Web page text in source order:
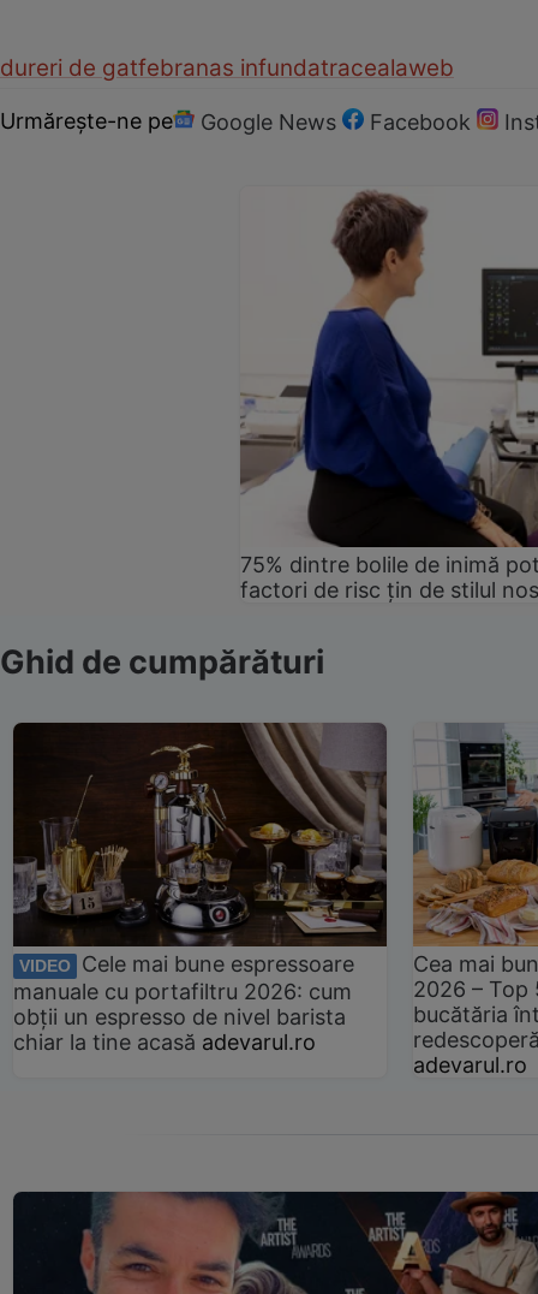
dureri de gatfebranas infundatracealaweb
Urmărește-ne pe Google News Facebook
75% dintre bolile de inimă
factori de risc țin de stilul
Ghid de cumpărături
VIDEO
Cele mai bune espressoare
manuale cu portafiltru 2026: cum
obții un espresso de nivel barista
chiar la tine acasă adevarul.ro
Cea mai
2026 –
bucătăria
adevarul.ro